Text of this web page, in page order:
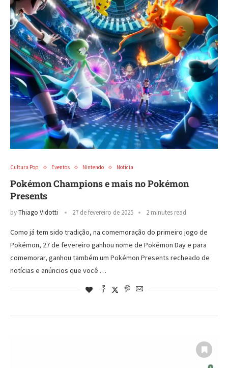
Cultura Pop Eventos Nintendo Notícia
Pokémon Champions e mais no Pokémon
Presents
byThiago Vidotti 27 de fevereiro de 2025 2 minutes read
Como já tem sido tradição, na comemoração do primeiro jogo de
Pokémon, 27 de fevereiro ganhou nome de Pokémon Day e para
comemorar, ganhou também um Pokémon Presents recheado de
notícias e anúncios que você …